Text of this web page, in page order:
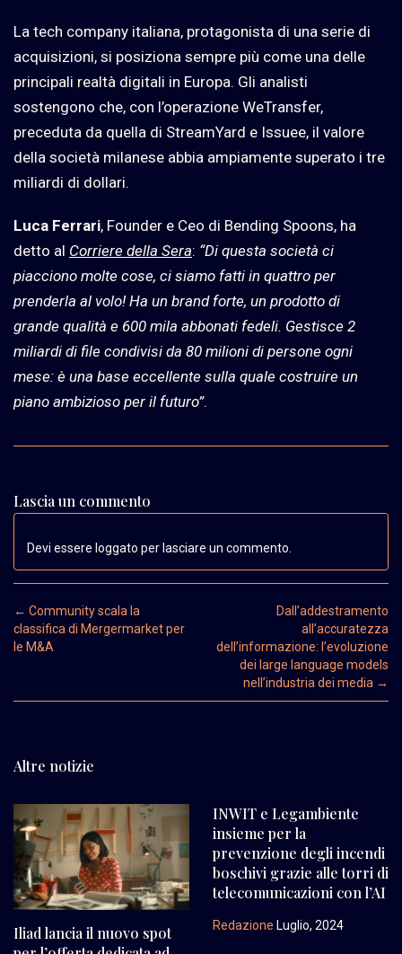
La tech company italiana, protagonista di una serie di
acquisizioni, si posiziona sempre più come una delle
principali realtà digitali in Europa. Gli analisti
sostengono che, con l’operazione WeTransfer,
preceduta da quella di StreamYard e Issuee, il valore
della società milanese abbia ampiamente superato i tre
miliardi di dollari.
Luca Ferrari, Founder e Ceo di Bending Spoons, ha
detto al Corriere della Sera: “Di questa società ci
piacciono molte cose, ci siamo fatti in quattro per
prenderla al volo! Ha un brand forte, un prodotto di
grande qualità e 600 mila abbonati fedeli. Gestisce 2
miliardi di file condivisi da 80 milioni di persone ogni
mese: è una base eccellente sulla quale costruire un
piano ambizioso per il futuro”.
Lascia un commento
Devi essere loggato per lasciare un commento.
Post navigation
← Community scala la
classifica di Mergermarket per
le M&A
Dall’addestramento
all’accuratezza
dell’informazione: l’evoluzione
dei large language models
nell’industria dei media →
Altre notizie
Iliad lancia il nuovo spot
INWIT e Legambiente
insieme per la
prevenzione degli incendi
boschivi grazie alle torri di
telecomunicazioni con l’AI
Redazione Luglio, 2024